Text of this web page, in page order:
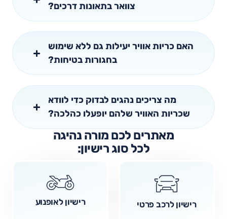
צוואר בתאונות דרכים?
האם כריות אוויר יעילות גם ללא שימוש
בחגורות בטיחות?
מה צריכים נהגים לבדוק כדי לוודא
שכריות האוויר שלהם יופעלו כהלכה?
מאתרים לכם מורה נהיגה
לכל סוג רישיון:
רישיון לרכב פרטי רישיון לאופנוע